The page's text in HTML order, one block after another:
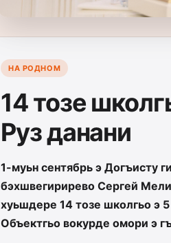
НА РОДНОМ
14 тозе
Руз данани
1-муьн сентябрь э Догъисту
бэхшвегирирево Сергей
хуьшдере 14 тозе школгьо э
Объектгьо вокурде омори э